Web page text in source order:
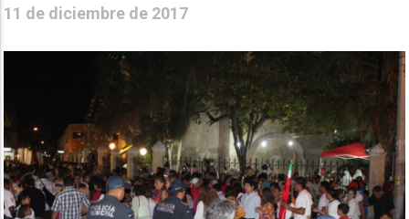
11 de diciembre de 2017